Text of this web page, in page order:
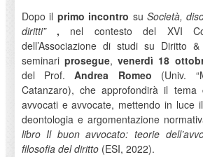
Dopo il primo incontro su Società,
diritti”
, nel contesto del XVI
dell’Associazione di studi su Diritto
seminari prosegue,venerdì 18
del Prof.Andrea Romeo (Univ.
Catanzaro), che approfondirà il tema
avvocati e avvocate, mettendo in luce
deontologia e argomentazione
libro Il buon avvocato: teorie
filosofia del diritto(ESI, 2022).